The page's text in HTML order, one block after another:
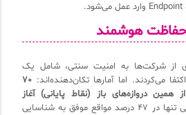
حفاظت هوشمند
از شرکت‌ها به امنیت سنتی، شامل یک
می‌کردند. اما آمارها تکان‌دهنده‌اند: ۷۰
دروازه‌های باز (نقاط پایانی) آغاز
و ابزارهای سنتی تنها در ۴۷ درصد مواقع موفق به شناسایی
و فاکتور